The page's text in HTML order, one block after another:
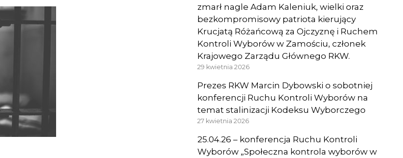
zmarł nagle Adam Kaleniuk, wielki oraz
bezkompromisowy patriota kierujący
Krucjatą Różańcową za Ojczyznę i Ruchem
Kontroli Wyborów w Zamościu, członek
Krajowego Zarządu Głównego RKW.
29 kwietnia 2026
Prezes RKW Marcin Dybowski o sobotniej
konferencji Ruchu Kontroli Wyborów na
temat stalinizacji Kodeksu Wyborczego
27 kwietnia 2026
25.04.26 – konferencja Ruchu Kontroli
Wyborów „Społeczna kontrola wyborów w